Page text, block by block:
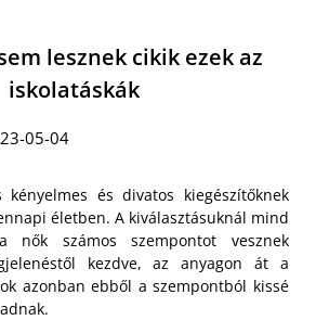
lesznek cikik ezek az
iskolatáskák
05-04
és divatos kiegészítőknek
életben. A kiválasztásuknál mind
számos szempontot vesznek
kezdve, az anyagon át a
azonban ebből a szempontból kissé